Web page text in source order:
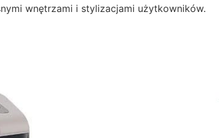
wnętrzami i stylizacjami użytkowników.